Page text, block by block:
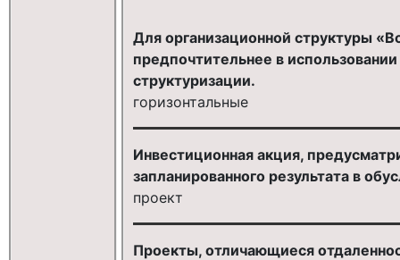
Для организационной структуры
предпочтительнее в использовании
структуризации.
горизонтальные
Инвестиционная акция,
запланированного результата в
проект
Проекты, отличающиеся